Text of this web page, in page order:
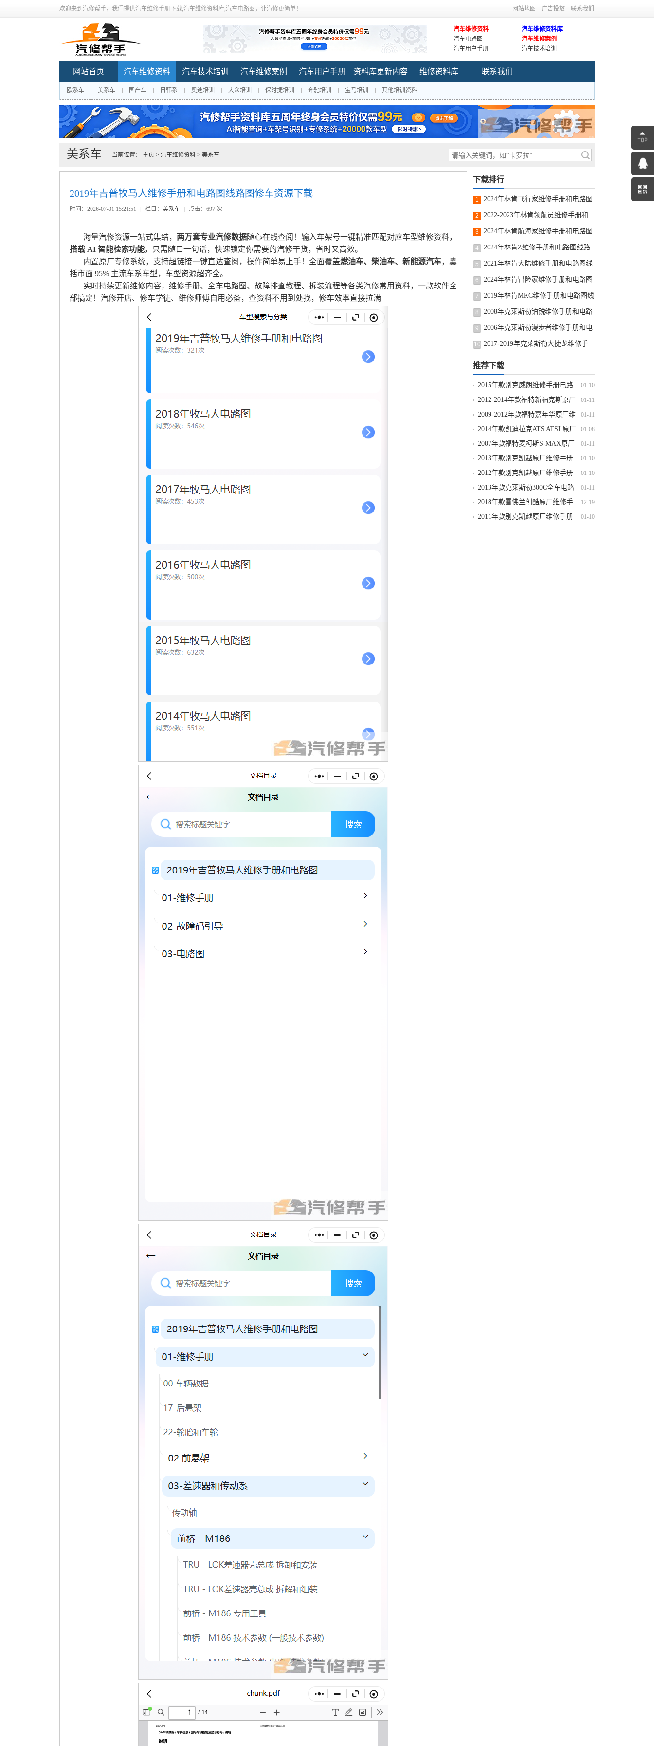
欢迎来到汽修帮手，我们提供汽车维修手册下载,汽车维修资料库,汽车电路图，让汽修更简单！ 网站地图 广告投放 联系我们
汽车维修资料
汽车维修资料库
汽车电路图
汽车维修案例
汽车用户手册
汽车技术培训
网站首页 汽车维修资料 汽车技术培训 汽车维修案例 汽车用户手册 资料库更新内容 维修资料库 联系我们
欧系车 美系车 国产车 日韩系 奥迪培训 大众培训 保时捷培训 奔驰培训 宝马培训 其他培训资料
美系车 当前位置： 主页 > 汽车维修资料 > 美系车
2019年吉普牧马人维修手册和电路图线路图修车资源下载
时间：2026-07-01 15:21:51 栏目： 美系车 点击： 697 次
海量汽修资源一站式集结， 两万套专业汽修数据随心在线查阅！输入车架号一键精准匹配对应车型维修资料，
搭载 AI 智能检索功能，只需随口一句话，快速锁定你需要的汽修干货，省时又高效。
内置原厂专修系统，支持超链接一键直达查阅，操作简单易上手！全面覆盖燃油车、柴油车、新能源汽车，囊
括市面 95% 主流车系车型，车型资源超齐全。
实时持续更新维修内容，维修手册、全车电路图、故障排查教程、拆装流程等各类汽修常用资料，一款软件全
部搞定！汽修开店、修车学徒、维修师傅自用必备，查资料不用到处找，修车效率直接拉满
下载排行
1
2024年林肯飞行家维修手册和电路图
线路图修车资源下载
2
2022-2023年林肯领航员维修手册和
电路图线路图修车资源下载
3
2024年林肯航海家维修手册和电路图
线路图修车资源下载
4
2024年林肯Z维修手册和电路图线路
图修车资源下载
5
2021年林肯大陆维修手册和电路图线
路图修车资源下载
6
2024年林肯冒险家维修手册和电路图
线路图修车资源下载
7
2019年林肯MKC维修手册和电路图线
路图修车资源下载
8
2008年克莱斯勒铂锐维修手册和电路
图线路图修车资源下载
9
2006年克莱斯勒漫步者维修手册和电
路图线路图修车资源下载
10 2017-2019年克莱斯勒大捷龙维修手
推荐下载
01-10
2015年款别克威朗维修手册电路
图线路图发动机变速箱正时资料下载01-11
2012-2014年款福特新福克斯原厂
维修手册电路图线路图资料下载
01-11
2009-2012年款福特嘉年华原厂维
修手册电路图线路图资料下载
01-08
2014年款凯迪拉克ATS ATSL原厂
维修手册电路图线路图资料下载
01-11
2007年款福特麦柯斯S-MAX原厂
维修手册电路图线路图资料下载
01-10
2013年款别克凯越原厂维修手册
电路图线路图资料下载正时针脚定义01-10
2012年款别克凯越原厂维修手册
电路图线路图资料下载正时针脚定义01-11
2013年款克莱斯勒300C全车电路
图线路图维修资料下载
12-19
2018年款雪佛兰创酷原厂维修手
册电路图资料下载
01-10
2011年款别克凯越原厂维修手册